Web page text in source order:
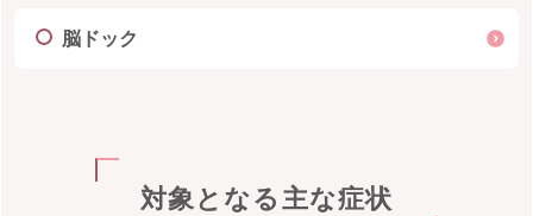
脳ドック
対象となる主な症状